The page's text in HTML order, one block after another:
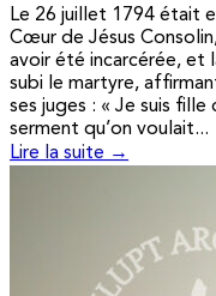
Le 26 juillet 1794 était
Cœur de Jésus
avoir été incarcérée, et
subi le martyre,
ses juges : « Je suis
serment qu’on voulait...
Lire la suite →